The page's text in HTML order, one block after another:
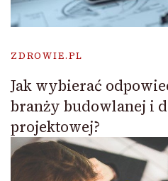
ZDROWIE.PL
Jak wybierać
branży budowlanej i
projektowej?